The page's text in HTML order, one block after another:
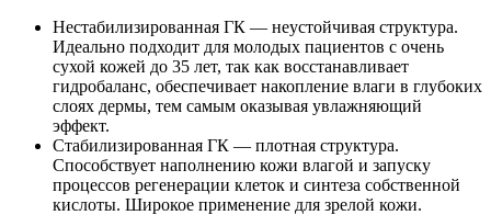
Нестабилизированная ГК — неустойчивая структура.
Идеально подходит для молодых пациентов с очень
сухой кожей до 35 лет, так как восстанавливает
гидробаланс, обеспечивает накопление влаги в глубоких
слоях дермы, тем самым оказывая увлажняющий
эффект.
Стабилизированная ГК — плотная структура.
Способствует наполнению кожи влагой и запуску
процессов регенерации клеток и синтеза собственной
кислоты. Широкое применение для зрелой кожи.